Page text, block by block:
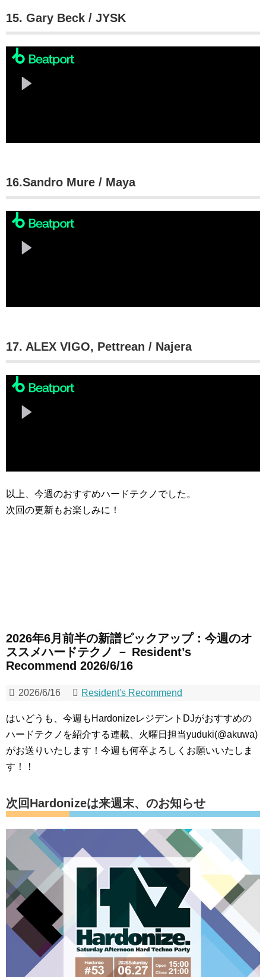
15. Gary Beck / JYSK
16.Sandro Mure / Maya
17. ALEX VIGO, Pettrean / Najera
以上、今週のおすすめハードテクノでした。
次回の更新もお楽しみに！
2026年6月前半の新譜ピックアップ：今週のオ
ススメハードテクノ － Resident’s
Recommend 2026/6/16
2026/6/16 Resident's Recommend
はいどうも、今週もHardonizeレジデントDJがおすすめの
ハードテクノを紹介する連載、火曜日担当yuduki(@akuwa)
がお送りいたします！今週も何卒よろしくお願いいたしま
す！！
次回Hardonizeは来週末、のお知らせ